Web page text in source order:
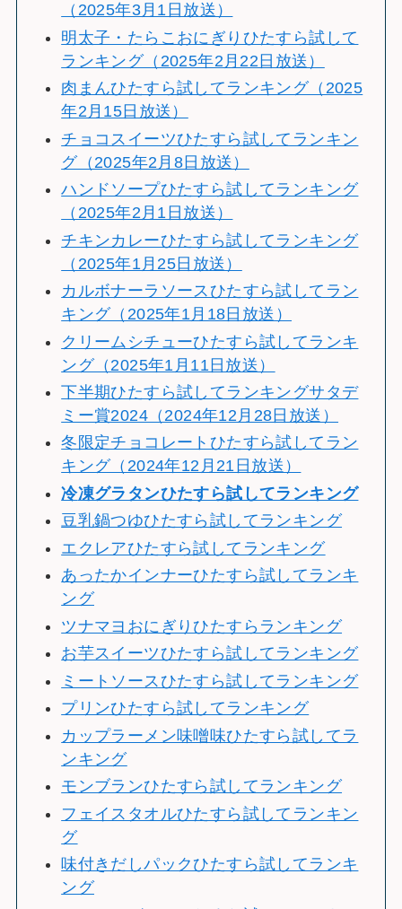
（2025年3月1日放送）
明太子・たらこおにぎりひたすら試して
ランキング（2025年2月22日放送）
肉まんひたすら試してランキング（2025
年2月15日放送）
チョコスイーツひたすら試してランキン
グ（2025年2月8日放送）
ハンドソープひたすら試してランキング
（2025年2月1日放送）
チキンカレーひたすら試してランキング
（2025年1月25日放送）
カルボナーラソースひたすら試してラン
キング（2025年1月18日放送）
クリームシチューひたすら試してランキ
ング（2025年1月11日放送）
下半期ひたすら試してランキングサタデ
ミー賞2024（2024年12月28日放送）
冬限定チョコレートひたすら試してラン
キング（2024年12月21日放送）
冷凍グラタンひたすら試してランキング
豆乳鍋つゆひたすら試してランキング
エクレアひたすら試してランキング
あったかインナーひたすら試してランキ
ング
ツナマヨおにぎりひたすらランキング
お芋スイーツひたすら試してランキング
ミートソースひたすら試してランキング
プリンひたすら試してランキング
カップラーメン味噌味ひたすら試してラ
ンキング
モンブランひたすら試してランキング
フェイスタオルひたすら試してランキン
グ
味付きだしパックひたすら試してランキ
ング